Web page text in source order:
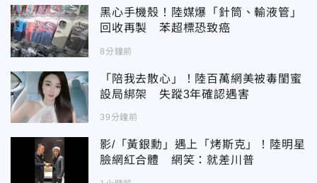
黑心手機殼！陸媒爆「針筒、輸液管」
回收再製 苯超標恐致癌
8分鐘前
「陪我去散心」！陸百萬網美被毒閨蜜
設局綁架 失蹤3年確認遇害
39分鐘前
影/「黃銀勳」遇上「烤斯克」！陸明星
臉網紅合體 網笑：就差川普